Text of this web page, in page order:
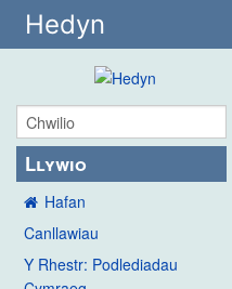
Hedyn
Llywio
Hafan
Canllawiau
Y Rhestr: Podlediadau